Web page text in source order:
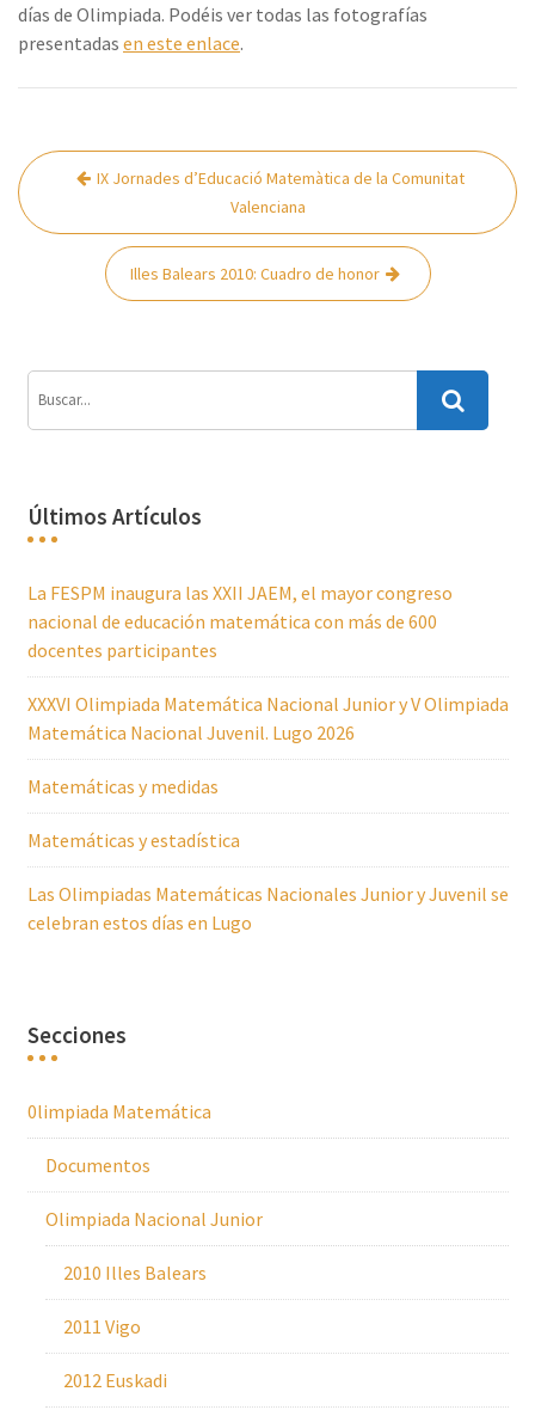
días de Olimpiada. Podéis ver todas las fotografías
presentadas en este enlace.
Navegación
de
entradas
IX Jornades d’Educació Matemàtica de la Comunitat
Valenciana
Illes Balears 2010: Cuadro de honor
Últimos Artículos
La FESPM inaugura las XXII JAEM, el mayor congreso
nacional de educación matemática con más de 600
docentes participantes
XXXVI Olimpiada Matemática Nacional Junior y V Olimpiada
Matemática Nacional Juvenil. Lugo 2026
Matemáticas y medidas
Matemáticas y estadística
Las Olimpiadas Matemáticas Nacionales Junior y Juvenil se
celebran estos días en Lugo
Secciones
0limpiada Matemática
Documentos
Olimpiada Nacional Junior
2010 Illes Balears
2011 Vigo
2012 Euskadi